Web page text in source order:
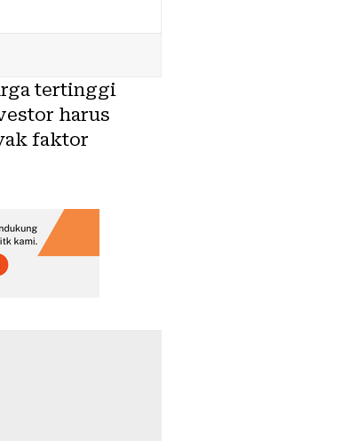
tertinggi
harus
faktor